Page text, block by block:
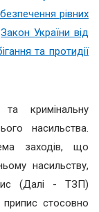
рівних
Закон України від
та протидії
та кримінальну
насильства.
заходів, що
насильству,
(Далі - ТЗП)
стосовно